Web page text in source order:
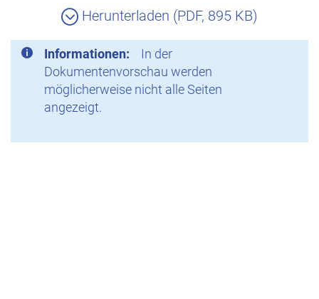
Herunterladen (PDF, 895 KB)
Informationen:
In der
Dokumentenvorschau werden
möglicherweise nicht alle Seiten
angezeigt.